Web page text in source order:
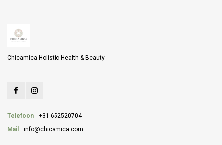
Chicamica Holistic Health & Beauty
Telefoon
+31 652520704
Mail
info@chicamica.com